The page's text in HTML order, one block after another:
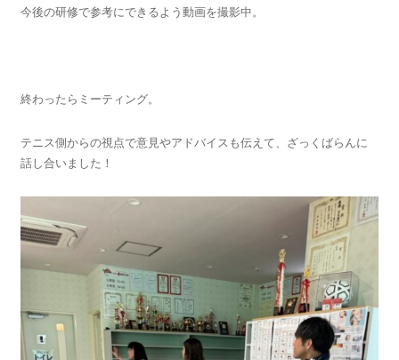
今後の研修で参考にできるよう動画を撮影中。
終わったらミーティング。
テニス側からの視点で意見やアドバイスも伝えて、ざっくばらんに
話し合いました！